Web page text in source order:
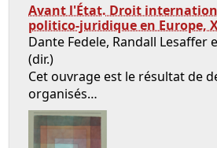
Avant l'État. Droit
politico-juridique en Europe,
Dante Fedele, Randall Lesaffer
(dir.)
Cet ouvrage est le résultat de
organisés…